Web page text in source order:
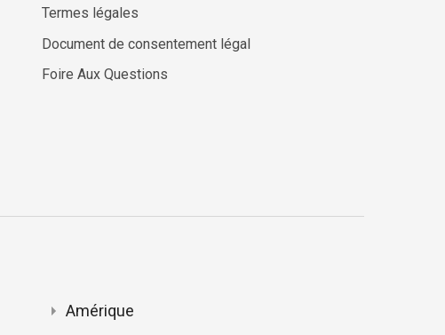
Termes légales
Document de consentement légal
Foire Aux Questions
Amérique